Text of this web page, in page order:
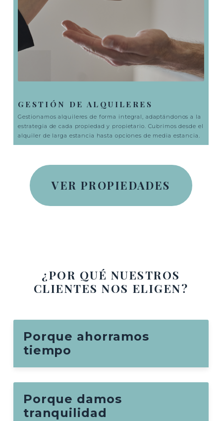
GESTIÓN DE ALQUILERES
Gestionamos alquileres de forma integral, adaptándonos a la
estrategia de cada propiedad y propietario. Cubrimos desde el
alquiler de larga estancia hasta opciones de media estancia.
VER PROPIEDADES
¿POR QUÉ NUESTROS
CLIENTES NOS ELIGEN?
Porque ahorramos
tiempo
Porque damos
tranquilidad